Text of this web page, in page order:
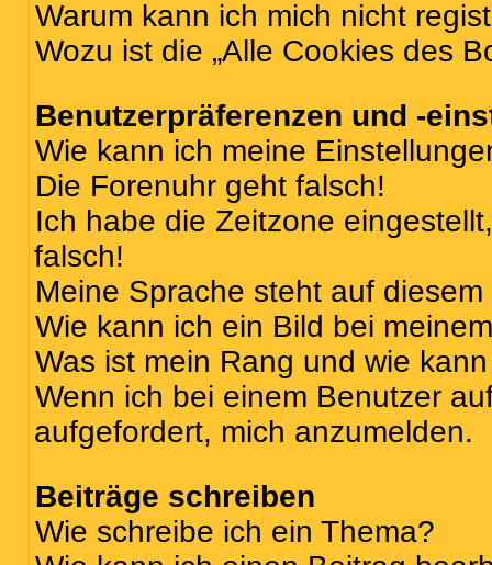
Warum kann ich mich nicht
Wozu ist die „Alle Cookies des
Benutzerpräferenzen und -
Wie kann ich meine
Die Forenuhr geht falsch!
Ich habe die Zeitzone
falsch!
Meine Sprache steht auf
Wie kann ich ein Bild bei
Was ist mein Rang und wie
Wenn ich bei einem Benutzer
aufgefordert, mich anzumelden.
Beiträge schreiben
Wie schreibe ich ein Thema?